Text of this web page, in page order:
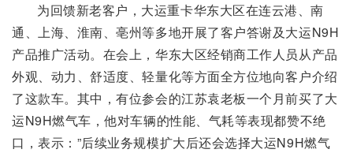
为回馈新老客户，大运重卡华东大区在连云港、南
通、上海、淮南、亳州等多地开展了客户答谢及大运N9H
产品推广活动。在会上，华东大区经销商工作人员从产品
外观、动力、舒适度、轻量化等方面全方位地向客户介绍
了这款车。其中，有位参会的江苏袁老板一个月前买了大
运N9H燃气车，他对车辆的性能、气耗等表现都赞不绝
口，表示：”后续业务规模扩大后还会选择大运N9H燃气